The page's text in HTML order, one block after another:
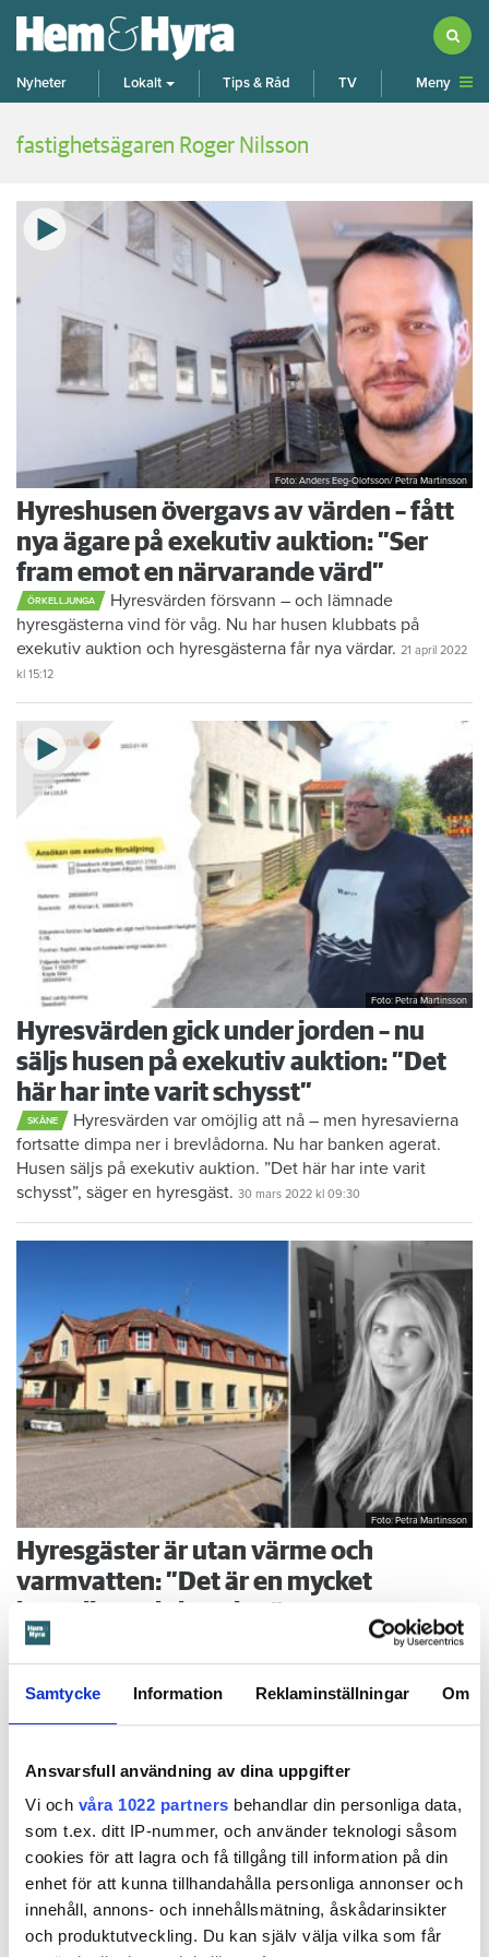
Samtycke Information Reklaminställningar Om
Ansvarsfull användning av dina uppgifter
Vi och våra 1022 partners behandlar din personliga data,
som t.ex. ditt IP-nummer, och använder teknologi såsom
cookies för att lagra och få tillgång till information på din
enhet för att kunna tillhandahålla personliga annonser och
innehåll, annons- och innehållsmätning, åskådarinsikter
och produktutveckling. Du kan själv välja vilka som får
Nyheter Lokalt Tips & Råd TV Meny
fastighetsägaren Roger Nilsson
Foto: Anders Eeg-Olofsson/ Petra Martinsson
Hyreshusen övergavs av värden – fått
nya ägare på exekutiv auktion: ”Ser
fram emot en närvarande värd”
ÖRKELLJUNGA
Hyresvärden försvann – och lämnade
hyresgästerna vind för våg. Nu har husen klubbats på
exekutiv auktion och hyresgästerna får nya värdar. 21 april 2022
kl 15:12
Foto: Petra Martinsson
Hyresvärden gick under jorden – nu
säljs husen på exekutiv auktion: ”Det
här har inte varit schysst”
SKÅNE
Hyresvärden var omöjlig att nå – men hyresavierna
fortsatte dimpa ner i brevlådorna. Nu har banken agerat.
Husen säljs på exekutiv auktion. ”Det här har inte varit
schysst”, säger en hyresgäst. 30 mars 2022 kl 09:30
Foto: Petra Martinsson
Hyresgäster är utan värme och
varmvatten: ”Det är en mycket
ÖRKELLJUNGA
Hyresvärden hotas med vite – men går inte att
få tag på. Jurist vill att hyreshuset ska tvångsförvaltas – men
det finns ingen som är villig att ta över. Under tiden